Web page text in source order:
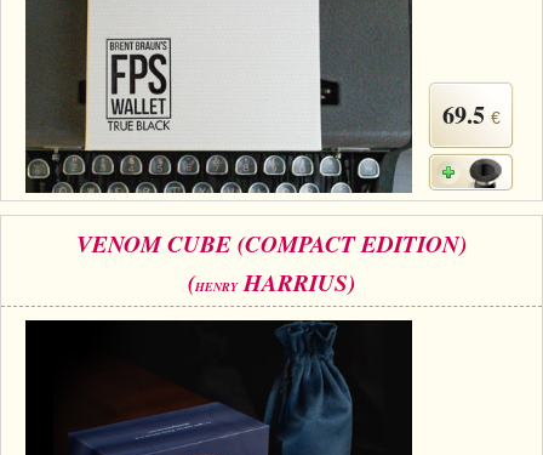
69.5 €
VENOM CUBE (COMPACT EDITION)
(HENRYHARRIUS)